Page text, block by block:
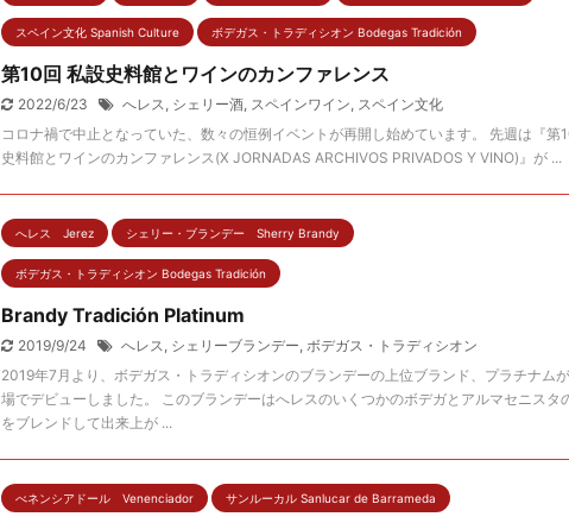
スペイン文化 Spanish Culture ボデガス・トラディシオン Bodegas Tradición
第10回 私設史料館とワインのカンファレンス
2022/6/23 へレス, シェリー酒, スペインワイン, スペイン文化
コロナ禍で中止となっていた、数々の恒例イベントが再開し始めています。 先週は『第
史料館とワインのカンファレンス(X JORNADAS ARCHIVOS PRIVADOS Y VINO)』が ...
へレス Jerez シェリー・ブランデー Sherry Brandy
ボデガス・トラディシオン Bodegas Tradición
Brandy Tradición Platinum
2019/9/24 へレス, シェリーブランデー, ボデガス・トラディシオン
2019年7月より、ボデガス・トラディシオンのブランデーの上位ブランド、プラチナム
場でデビューしました。 このブランデーはへレスのいくつかのボデガとアルマセニスタ
をブレンドして出来上が ...
べネンシアドール Venenciador サンルーカル Sanlucar de Barrameda